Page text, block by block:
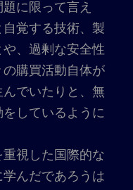
に限って言え
覚する技術、製
、過剰な安全性
購買活動自体が
でいたりと、無
しているように
視した国際的な
んだであろうは